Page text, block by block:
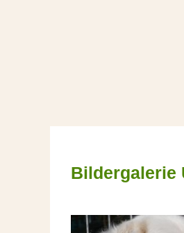
Bildergalerie